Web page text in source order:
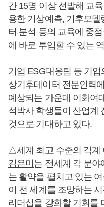
간 15명 이상 선발해 교
용한 기상예측, 기후모델
터 분석 등의 교육에 중
에 바로 투입할 수 있는
기업 ESG대응팀 등 기업
상기후데이터 전문인력
예상되는 가운데 이화여
석박사 학생들이 산업계
것으로 기대하고 있다.
△세계 최고 수준의 각계
김은미 는 전세계 각 분
는 활약을 펼치고 있는
이 전 세계를 조망하는
리더십을 강화할 기회를